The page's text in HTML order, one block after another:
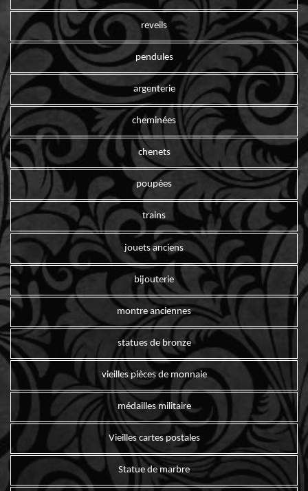
reveils
pendules
argenterie
cheminées
chenets
poupées
trains
jouets anciens
bijouterie
montre anciennes
statues de bronze
vieilles pièces de monnaie
médailles militaire
Vieilles cartes postales
Statue de marbre